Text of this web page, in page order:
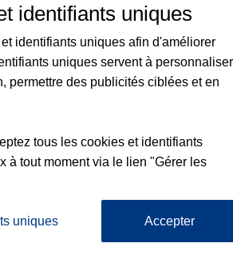
Conseils
Protection
identifiants uniques
identifiants uniques afin d'améliorer
uniques servent à personnaliser
permettre des publicités ciblées et en
tous les cookies et identifiants
à tout moment via le lien "Gérer les
uniques Accepter